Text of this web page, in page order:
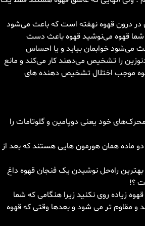
در درون قهوه نهفته است که باعث می‌شود
شما قهوه می‌نوشید قهوه باعث دست
می‌شود خوابمان بیاید و یا احساس
را تشخیص می‌دهند کار می‌کند و مانع
موجب اختلال تشخیص دهنده های
خود یعنی دوپامین و گلوتامات را
ماده همان هورمون هایی هستند که بعد از
راه‌حل نوشیدن یک فنجان قهوه داغ
؟!
زیاده روی نکنید زیرا هنگامی که شما
و مقاوم تر می شود و بعدها وقتی که قهوه